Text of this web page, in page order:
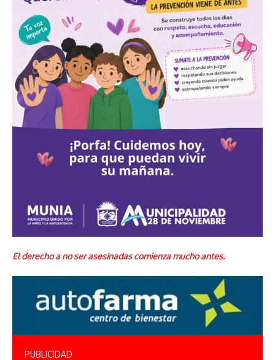
El derecho a no ser asesinadas comienza mucho antes.
PUBLICIDAD